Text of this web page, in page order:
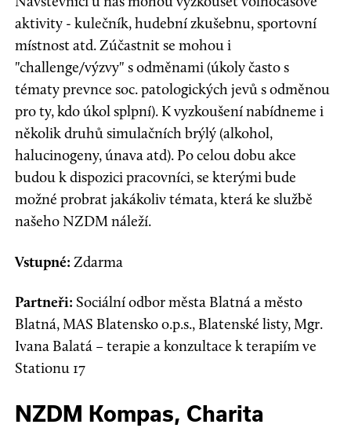
aktivity - kulečník, hudební zkušebnu, sportovní
místnost atd. Zúčastnit se mohou i
"challenge/výzvy" s odměnami (úkoly často s
tématy prevnce soc. patologických jevů s odměnou
pro ty, kdo úkol splpní). K vyzkoušení nabídneme i
několik druhů simulačních brýlý (alkohol,
halucinogeny, únava atd). Po celou dobu akce
budou k dispozici pracovníci, se kterými bude
možné probrat jakákoliv témata, která ke službě
našeho NZDM náleží.
Vstupné: Zdarma
Partneři: Sociální odbor města Blatná a město
Blatná, MAS Blatensko o.p.s., Blatenské listy, Mgr.
Ivana Balatá – terapie a konzultace k terapiím ve
Stationu 17
NZDM Kompas, Charita